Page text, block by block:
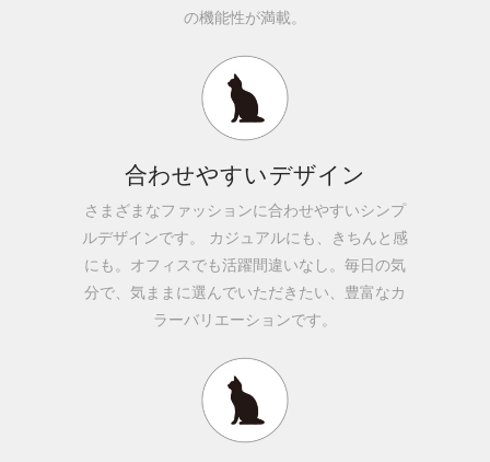
の機能性が満載。
合わせやすいデザイン
さまざまなファッションに合わせやすいシンプ
ルデザインです。 カジュアルにも、きちんと感
にも。オフィスでも活躍間違いなし。毎日の気
分で、気ままに選んでいただきたい、豊富なカ
ラーバリエーションです。